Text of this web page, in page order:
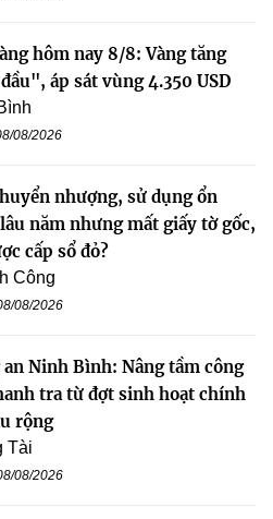
hôm nay 8/8: Vàng tăng
áp sát vùng 4.350 USD
08/2026
nhượng, sử dụng ổn
năm nhưng mất giấy tờ gốc,
cấp sổ đỏ?
Công
08/2026
an Ninh Bình: Nâng tầm công
tra từ đợt sinh hoạt chính
rộng
Tài
08/2026